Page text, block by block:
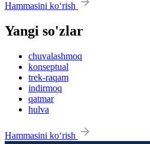
Hammasini ko‘rish
Yangi so'zlar
chuvalashmoq
konseptual
trek-raqam
indirmoq
qatmar
hulva
Hammasini ko‘rish